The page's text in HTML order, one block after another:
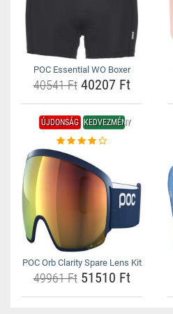
POC Essential WO Boxer
40541 Ft40207 Ft
ÚJDONSÁG KEDVEZMÉNY
POC Orb Clarity Spare Lens Kit
49961 Ft51510 Ft